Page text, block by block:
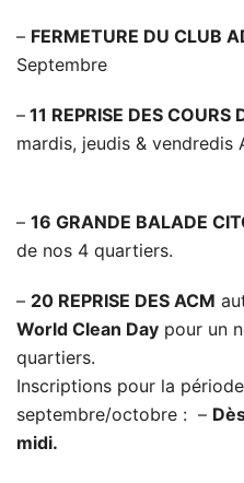
– FERMETURE DU CLUB
Septembre
– 11 REPRISE DES COURS
mardis, jeudis & vendredis
– 16 GRANDE BALADE
de nos 4 quartiers.
– 20 REPRISE DES ACM
World Clean Day pour un
quartiers.
Inscriptions pour la
septembre/octobre : –
midi.